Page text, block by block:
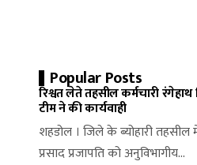
Popular Posts
रिश्वत लेते तहसील कर्मचारी
टीम ने की कार्यवाही
शहडोल । जिले के ब्योहारी
प्रसाद प्रजापति को अनुविभागीय…